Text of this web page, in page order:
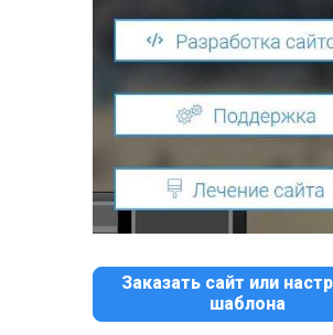
Заказать сайт или
шаблона